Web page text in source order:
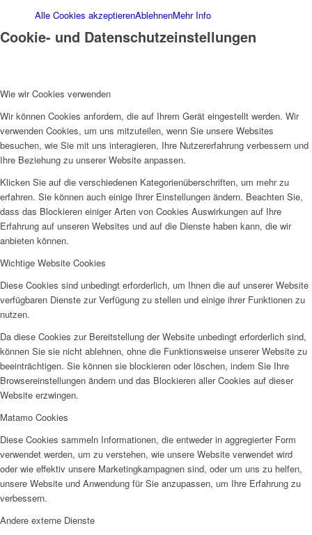
Alle Cookies akzeptierenAblehnenMehr Info
Cookie- und Datenschutzeinstellungen
Wie wir Cookies verwenden
Wir können Cookies anfordern, die auf Ihrem Gerät eingestellt werden. Wir
verwenden Cookies, um uns mitzuteilen, wenn Sie unsere Websites
besuchen, wie Sie mit uns interagieren, Ihre Nutzererfahrung verbessern und
Ihre Beziehung zu unserer Website anpassen.
Klicken Sie auf die verschiedenen Kategorienüberschriften, um mehr zu
erfahren. Sie können auch einige Ihrer Einstellungen ändern. Beachten Sie,
dass das Blockieren einiger Arten von Cookies Auswirkungen auf Ihre
Erfahrung auf unseren Websites und auf die Dienste haben kann, die wir
anbieten können.
Wichtige Website Cookies
Diese Cookies sind unbedingt erforderlich, um Ihnen die auf unserer Website
verfügbaren Dienste zur Verfügung zu stellen und einige ihrer Funktionen zu
nutzen.
Da diese Cookies zur Bereitstellung der Website unbedingt erforderlich sind,
können Sie sie nicht ablehnen, ohne die Funktionsweise unserer Website zu
beeinträchtigen. Sie können sie blockieren oder löschen, indem Sie Ihre
Browsereinstellungen ändern und das Blockieren aller Cookies auf dieser
Website erzwingen.
Matamo Cookies
Diese Cookies sammeln Informationen, die entweder in aggregierter Form
verwendet werden, um zu verstehen, wie unsere Website verwendet wird
oder wie effektiv unsere Marketingkampagnen sind, oder um uns zu helfen,
unsere Website und Anwendung für Sie anzupassen, um Ihre Erfahrung zu
verbessern.
Andere externe Dienste